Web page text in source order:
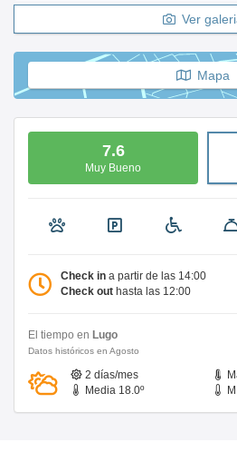
Ver
Mapa
7.6
Muy Bueno
Check in a partir de las 14:00
Check out hasta las 12:00
El tiempo en Lugo
Datos históricos en Agosto
2 días/mes
Media 18.0º